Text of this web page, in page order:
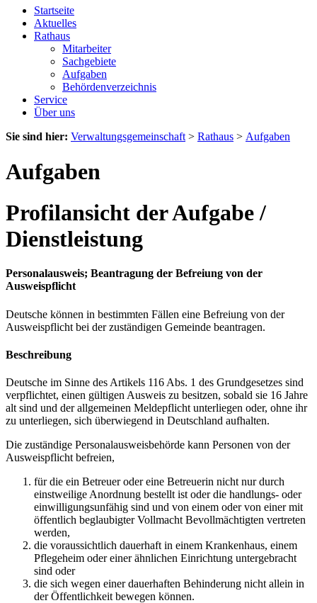
Startseite
Aktuelles
Rathaus
Mitarbeiter
Sachgebiete
Aufgaben
Behördenverzeichnis
Service
Über uns
Sie sind hier: Verwaltungsgemeinschaft > Rathaus > Aufgaben
Aufgaben
Profilansicht der Aufgabe /
Dienstleistung
Personalausweis; Beantragung der Befreiung von der
Ausweispflicht
Deutsche können in bestimmten Fällen eine Befreiung von der
Ausweispflicht bei der zuständigen Gemeinde beantragen.
Beschreibung
Deutsche im Sinne des Artikels 116 Abs. 1 des Grundgesetzes sind
verpflichtet, einen gültigen Ausweis zu besitzen, sobald sie 16 Jahre
alt sind und der allgemeinen Meldepflicht unterliegen oder, ohne ihr
zu unterliegen, sich überwiegend in Deutschland aufhalten.
Die zuständige Personalausweisbehörde kann Personen von der
Ausweispflicht befreien,
für die ein Betreuer oder eine Betreuerin nicht nur durch
einstweilige Anordnung bestellt ist oder die handlungs- oder
einwilligungsunfähig sind und von einem oder von einer mit
öffentlich beglaubigter Vollmacht Bevollmächtigten vertreten
werden,
die voraussichtlich dauerhaft in einem Krankenhaus, einem
Pflegeheim oder einer ähnlichen Einrichtung untergebracht
sind oder
die sich wegen einer dauerhaften Behinderung nicht allein in
der Öffentlichkeit bewegen können.